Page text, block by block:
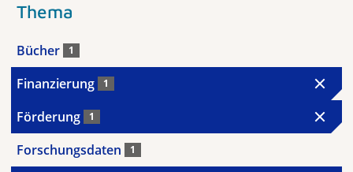
Thema
Bücher 1
Finanzierung 1
Förderung 1
Forschungsdaten 1